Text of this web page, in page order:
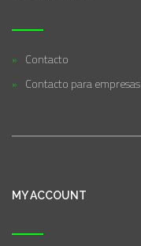
Contacto
Contacto para empresas
MY ACCOUNT